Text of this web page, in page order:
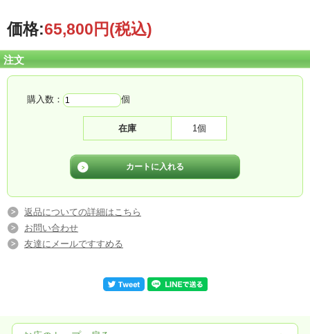
価格:65,800円(税込)
注文
購入数： 個
在庫 1個
返品についての詳細はこちら
お問い合わせ
友達にメールですすめる